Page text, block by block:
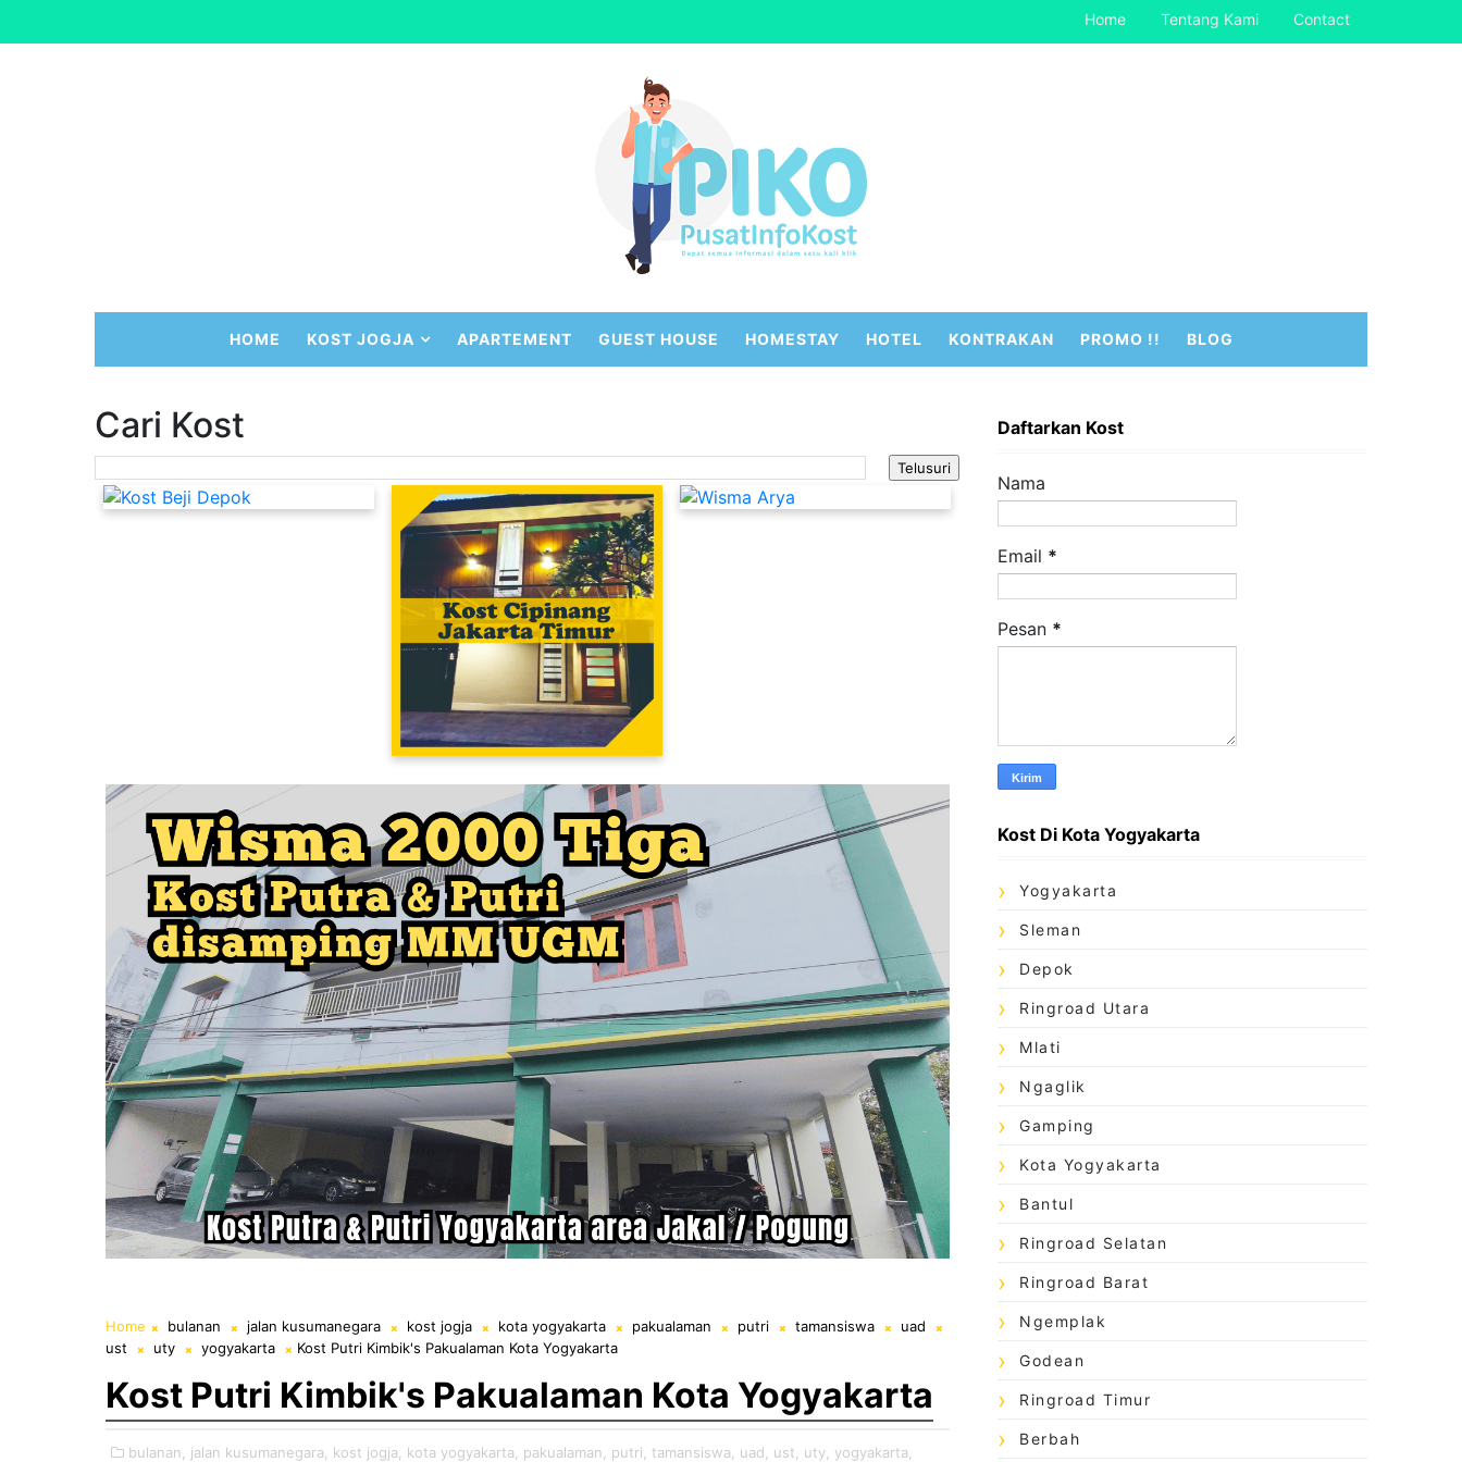
Home Tentang Kami Contact
HOME KOST JOGJA APARTEMENT GUEST HOUSE HOMESTAY HOTEL KONTRAKAN PROMO !! BLOG
Cari Kost
Kost Putri Dekat UI Depok
Kost Cipinang Jakarta Timur
Kost Putra Murah Dekat UI Depok
Home bulanan jalan kusumanegara kost jogja kota yogyakarta pakualaman putri tamansiswa
uad
ust
uty yogyakarta Kost Putri Kimbik's Pakualaman Kota Yogyakarta
Kost Putri Kimbik's Pakualaman Kota Yogyakarta
bulanan, jalan kusumanegara, kost jogja, kota yogyakarta, pakualaman, putri, tamansiswa, uad, ust, uty, yogyakarta,
Daftarkan Kost
Nama
Email *
Pesan *
Kost Di Kota Yogyakarta
Yogyakarta
Sleman
Depok
Ringroad Utara
Mlati
Ngaglik
Gamping
Kota Yogyakarta
Bantul
Ringroad Selatan
Ringroad Barat
Ngemplak
Godean
Ringroad Timur
Berbah